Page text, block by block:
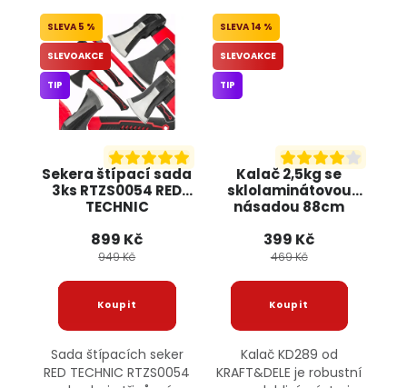
Sekera štípací sada
3ks RTZS0054 RED
TECHNIC
5 %
SLEVOAKCE
TIP
899 Kč
949 Kč
Sada štípacích seker
RED TECHNIC RTZS0054
Kalač 2,5kg se
sklolaminátovou
násadou 88cm
14 %
SLEVOAKCE
TIP
399 Kč
469 Kč
Kalač KD289 od
KRAFT&DELE je robustní